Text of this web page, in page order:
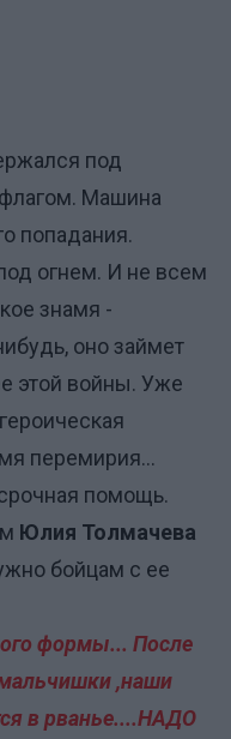
под
Машина
попадания.
огнем. И не всем
знамя -
оно займет
этой войны. Уже
перемирия...
помощь.
Юлия Толмачева
бойцам с ее
формы... После
,наши
в рванье....НАДО